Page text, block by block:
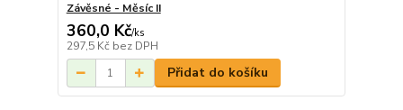
Závěsné - Měsíc II
360,0 Kč/ks
297,5 Kč bez DPH
Přidat do košíku